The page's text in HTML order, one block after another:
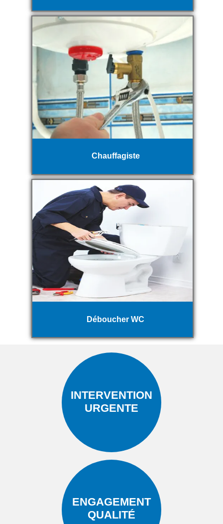
Chauffagiste
Déboucher WC
INTERVENTION
URGENTE
ENGAGEMENT
QUALITÉ